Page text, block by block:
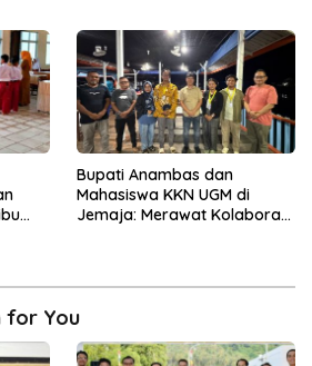
Bupati Anambas dan
Mahasiswa KKN UGM di
Jemaja: Merawat Kolaborasi
for You